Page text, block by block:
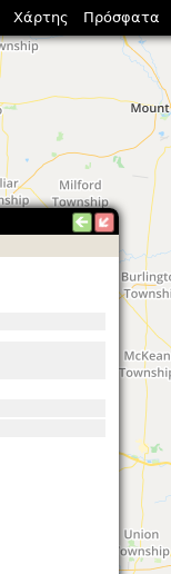
Χάρτης Πρόσφατα